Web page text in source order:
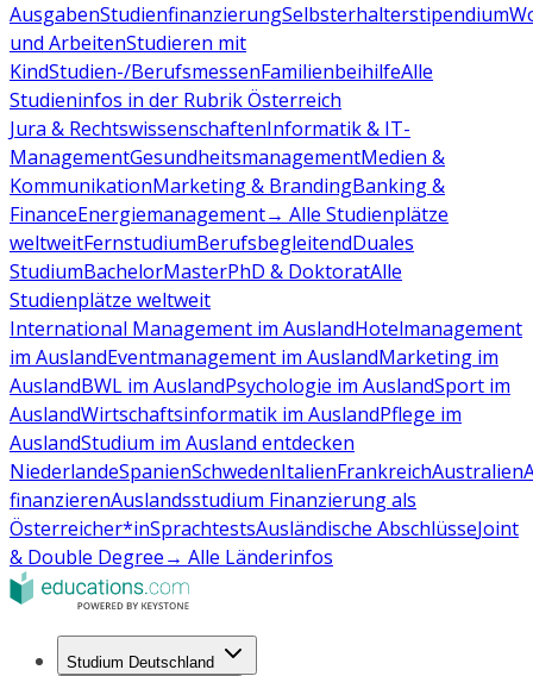
AusgabenStudienfinanzierungSelbsterhalterstipendium
und ArbeitenStudieren mit
KindStudien-/BerufsmessenFamilienbeihilfeAlle
Studieninfos in der Rubrik Österreich
Jura & RechtswissenschaftenInformatik & IT-
ManagementGesundheitsmanagementMedien &
KommunikationMarketing & BrandingBanking &
FinanceEnergiemanagement→ Alle Studienplätze
weltweitFernstudiumBerufsbegleitendDuales
StudiumBachelorMasterPhD & DoktoratAlle
Studienplätze weltweit
International Management im AuslandHotelmanagement
im AuslandEventmanagement im AuslandMarketing im
AuslandBWL im AuslandPsychologie im AuslandSport im
AuslandWirtschaftsinformatik im AuslandPflege im
AuslandStudium im Ausland entdecken
NiederlandeSpanienSchwedenItalienFrankreichAustralien
finanzierenAuslandsstudium Finanzierung als
Österreicher*inSprachtestsAusländische AbschlüsseJoint
& Double Degree→ Alle Länderinfos
Studium Deutschland